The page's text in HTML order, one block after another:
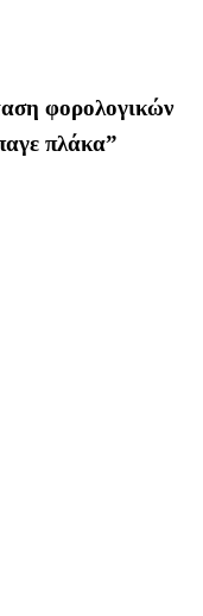
φορολογικών
πλάκα”